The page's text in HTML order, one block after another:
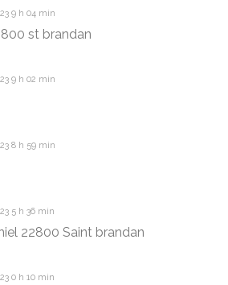
9 h 04 min
st brandan
9 h 02 min
8 h 59 min
5 h 36 min
22800 Saint brandan
0 h 10 min